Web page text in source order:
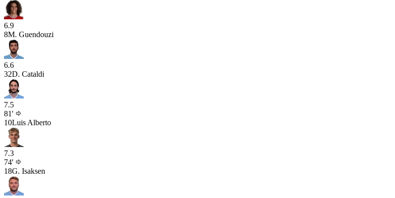
6.9
8M. Guendouzi
6.6
32D. Cataldi
7.5
81'
10Luis Alberto
7.3
74'
18G. Isaksen